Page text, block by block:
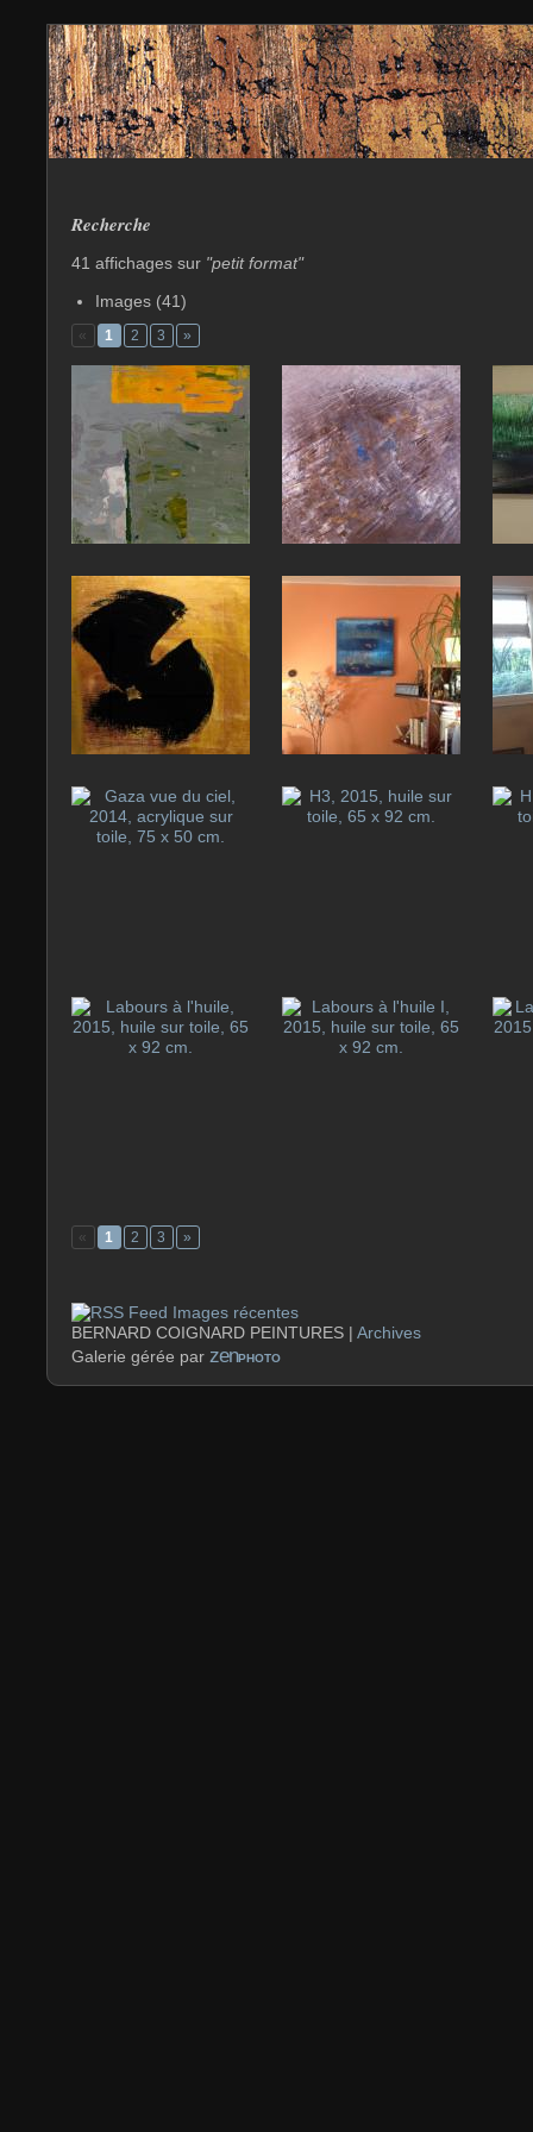
Recherche
41 affichages sur "petit format"
Images (41)
« 1 2 3 »
« 1 2 3 »
Images récentes
BERNARD COIGNARD PEINTURES | Archives
Galerie gérée par zenPHOTO